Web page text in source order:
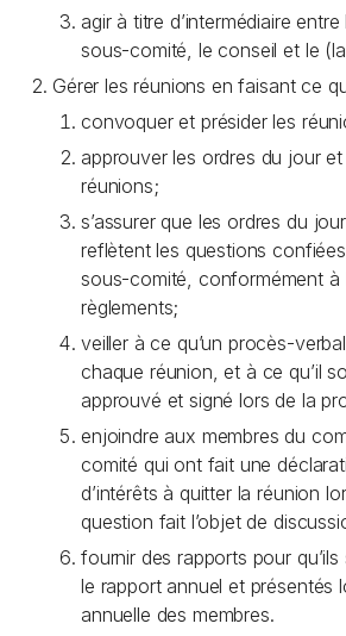
agir à titre d’intermédiaire
sous-comité, le conseil et le
Gérer les réunions en faisant ce
convoquer et présider les
approuver les ordres du jour
réunions;
s’assurer que les ordres du
reflètent les questions
sous-comité, conformément à
règlements;
veiller à ce qu’un procès-
chaque réunion, et à ce qu’il
approuvé et signé lors de la
enjoindre aux membres du
comité qui ont fait une
d’intérêts à quitter la réunion
question fait l’objet de
fournir des rapports pour
le rapport annuel et présentés
annuelle des membres.